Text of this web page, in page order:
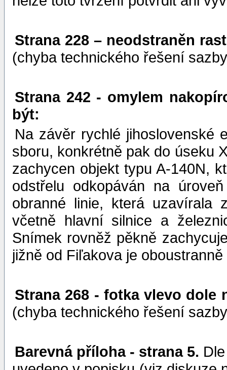
Strana 228 – neodstraněn
(chyba technického řešení
Strana 242 - omylem
být:
Na závěr rychlé jihoslovenské
sboru, konkrétně pak do úseku
zachycen objekt typu A-140N,
odstřelu odkopáván na
obranné linie, která uzavírala
včetně hlavní silnice a
Snímek rovněž pěkně
jižně od Fiľakova je
Strana 268 - fotka vlevo dole
(chyba technického řešení
Barevná příloha - strana 5.